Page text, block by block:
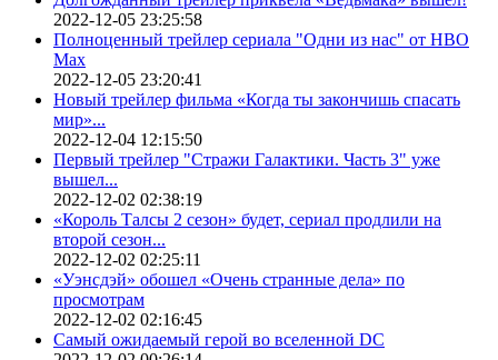
2022-12-05 23:25:58
Полноценный трейлер сериала "Одни из нас" от HBO
Max
2022-12-05 23:20:41
Новый трейлер фильма «Когда ты закончишь спасать
мир»...
2022-12-04 12:15:50
Первый трейлер "Стражи Галактики. Часть 3" уже
вышел...
2022-12-02 02:38:19
«Король Талсы 2 сезон» будет, сериал продлили на
второй сезон...
2022-12-02 02:25:11
«Уэнсдэй» обошел «Очень странные дела» по
просмотрам
2022-12-02 02:16:45
Самый ожидаемый герой во вселенной DC